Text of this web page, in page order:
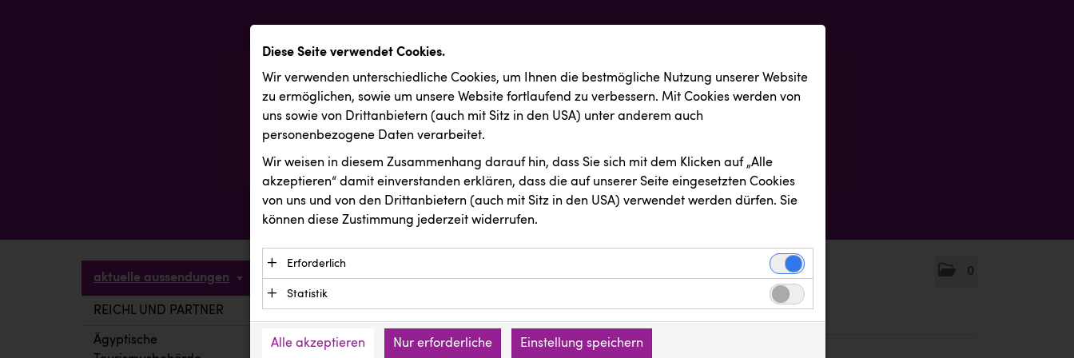
0
aktuelle aussendungen
REICHL UND PARTNER
Ägyptische
Diese Seite verwendet Cookies.
Wir verwenden unterschiedliche Cookies, um Ihnen die best­mögliche Nutzung unserer Website
zu ermöglichen, sowie um unsere Website fortlaufend zu verbessern. Mit Cookies werden von
uns sowie von Drittanbietern (auch mit Sitz in den USA) unter anderem auch
personenbezogene Daten verarbeitet.
Wir weisen in diesem Zusammenhang darauf hin, dass Sie sich mit dem Klicken auf „Alle
akzeptieren“ damit ein­ver­standen erklären, dass die auf unserer Seite eingesetzten Cookies
von uns und von den Drittanbietern (auch mit Sitz in den USA) verwendet werden dürfen. Sie
können diese Zustimmung jederzeit widerrufen.
Erforderlich
Essenzielle Cookies ermöglichen grundlegende Funktionen und sind für die einwandfreie
Funktion der Website erforderlich. Diese Cookies speichern keine personenbezogenen
Daten und werden an keine Dritten übermittelt.
Anbieter: Eigentümer der Website (Erstanbieter)
Statistik
verstehen, wie unsere Besucher unsere Website nutzen.
Alle akzeptieren Nur erforderliche Einstellung speichern